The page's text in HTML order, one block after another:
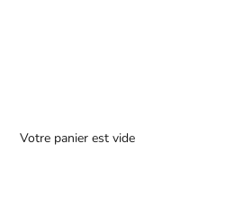
Votre panier est vide